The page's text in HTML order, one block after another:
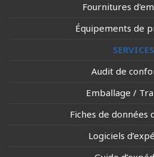
Fournitures
Équipements de
SERVICES
Audit de
Emballage /
Fiches de données
Logiciels